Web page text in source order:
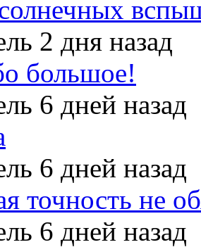
2 дня назад
большое!
6 дней назад
6 дней назад
точность не
6 дней назад